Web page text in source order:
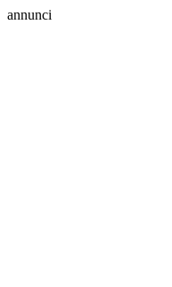
annunci